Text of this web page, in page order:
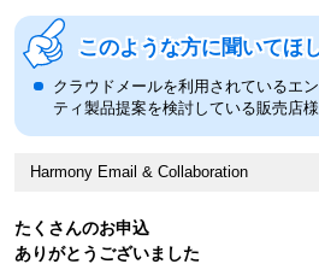
たくさんのお申込
ありがとうございました
このような方に聞いてほ
クラウドメールを利用されているエ
ティ製品提案を検討している販売店様
Harmony Email & Collaboration